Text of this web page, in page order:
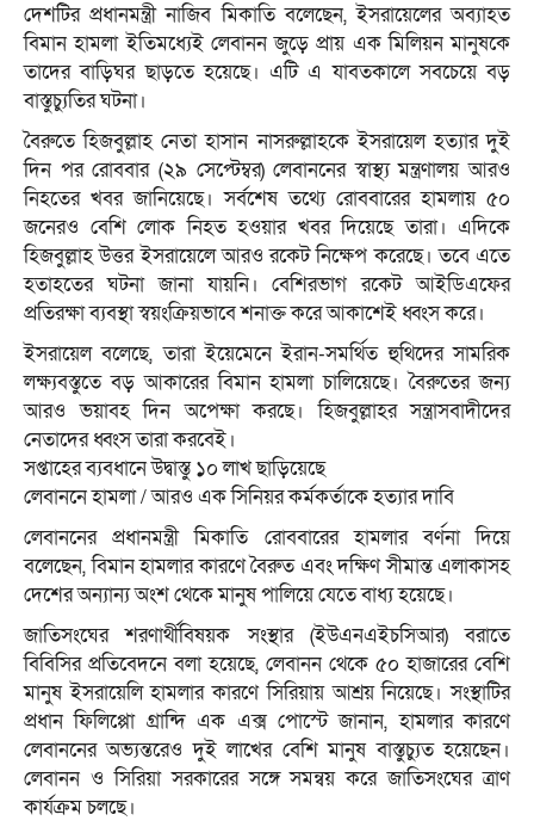
দেশটির প্রধানমন্ত্রী নাজিব মিকাতি বলেছেন, ইসরায়েলের অব্যাহত
বিমান হামলা ইতিমধ্যেই লেবানন জুড়ে প্রায় এক মিলিয়ন মানুষকে
তাদের বাড়িঘর ছাড়তে হয়েছে। এটি এ যাবতকালে সবচেয়ে বড়
বাস্তুচ্যুতির ঘটনা।
বৈরুতে হিজবুল্লাহ নেতা হাসান নাসরুল্লাহকে ইসরায়েল হত্যার দুই
দিন পর রোববার (২৯ সেপ্টেম্বর) লেবাননের স্বাস্থ্য মন্ত্রণালয় আরও
নিহতের খবর জানিয়েছে। সর্বশেষ তথ্যে রোববারের হামলায় ৫০
জনেরও বেশি লোক নিহত হওয়ার খবর দিয়েছে তারা। এদিকে
হিজবুল্লাহ উত্তর ইসরায়েলে আরও রকেট নিক্ষেপ করেছে। তবে এতে
হতাহতের ঘটনা জানা যায়নি। বেশিরভাগ রকেট আইডিএফের
প্রতিরক্ষা ব্যবস্থা স্বয়ংক্রিয়ভাবে শনাক্ত করে আকাশেই ধ্বংস করে।
ইসরায়েল বলেছে, তারা ইয়েমেনে ইরান-সমর্থিত হুথিদের সামরিক
লক্ষ্যবস্তুতে বড় আকারের বিমান হামলা চালিয়েছে। বৈরুতের জন্য
আরও ভয়াবহ দিন অপেক্ষা করছে। হিজবুল্লাহর সন্ত্রাসবাদীদের
নেতাদের ধ্বংস তারা করবেই।
সপ্তাহের ব্যবধানে উদ্বাস্তু ১০ লাখ ছাড়িয়েছে
লেবাননে হামলা / আরও এক সিনিয়র কর্মকর্তাকে হত্যার দাবি
লেবাননের প্রধানমন্ত্রী মিকাতি রোববারের হামলার বর্ণনা দিয়ে
বলেছেন, বিমান হামলার কারণে বৈরুত এবং দক্ষিণ সীমান্ত এলাকাসহ
দেশের অন্যান্য অংশ থেকে মানুষ পালিয়ে যেতে বাধ্য হয়েছে।
জাতিসংঘের শরণার্থীবিষয়ক সংস্থার (ইউএনএইচসিআর) বরাতে
বিবিসির প্রতিবেদনে বলা হয়েছে, লেবানন থেকে ৫০ হাজারের বেশি
মানুষ ইসরায়েলি হামলার কারণে সিরিয়ায় আশ্রয় নিয়েছে। সংস্থাটির
প্রধান ফিলিপ্পো গ্রান্দি এক এক্স পোস্টে জানান, হামলার কারণে
লেবাননের অভ্যন্তরেও দুই লাখের বেশি মানুষ বাস্তুচ্যুত হয়েছেন।
লেবানন ও সিরিয়া সরকারের সঙ্গে সমন্বয় করে জাতিসংঘের ত্রাণ
কার্যক্রম চলছে।